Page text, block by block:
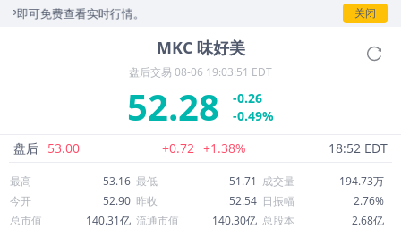
免费查看实时行情。 关闭
MKC 味好美
盘后交易 08-06 19:03:51 EDT
52.28
-0.26
-0.49%
盘后 53.00 +0.72 +1.38% 18:52 EDT
最高 53.16 最低 51.71 成交量
194.73万
今开
52.90 昨收 52.54 日振幅
2.76%
总市值
140.31亿 流通市值 140.30亿 总股本
2.68亿